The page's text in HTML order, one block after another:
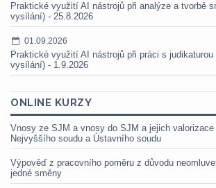
Praktické využití AI nástrojů při analýze a tvorbě
vysílání) - 25.8.2026
01.09.2026
Praktické využití AI nástrojů při práci s judikaturou
vysílání) - 1.9.2026
ONLINE KURZY
Vnosy ze SJM a vnosy do SJM a jejich
Nejvyššího soudu a Ústavního soudu
Výpověď z pracovního poměru z důvodu
jedné směny